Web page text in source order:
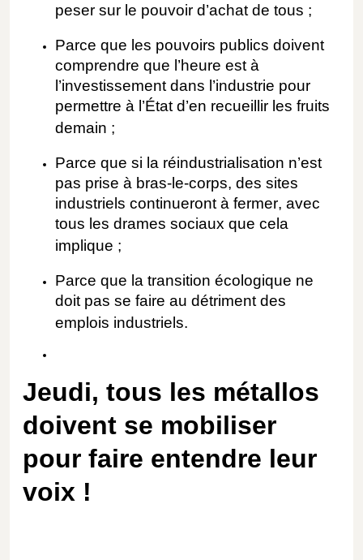
peser sur le pouvoir d’achat de tous ;
Parce que les pouvoirs publics doivent
comprendre que l’heure est à
l’investissement dans l’industrie pour
permettre à l’État d’en recueillir les fruits
demain ;
Parce que si la réindustrialisation n’est
pas prise à bras-le-corps, des sites
industriels continueront à fermer, avec
tous les drames sociaux que cela
implique ;
Parce que la transition écologique ne
doit pas se faire au détriment des
emplois industriels.
Jeudi, tous les métallos
doivent se mobiliser
pour faire entendre leur
voix !